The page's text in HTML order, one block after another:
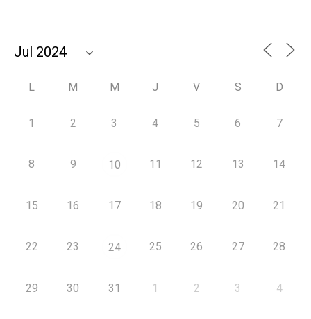
L M M J V S D
1 2 3 4 5 6 7
8 9 10 11 12 13 14
15 16 17 18 19 20 21
22 23 24 25 26 27 28
29 30 31 1 2 3 4